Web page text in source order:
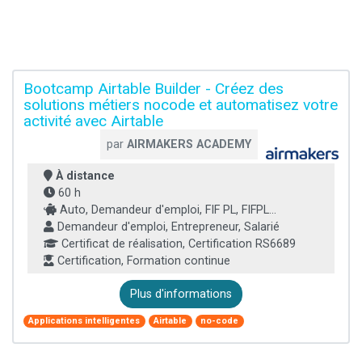
Bootcamp Airtable Builder - Créez des
solutions métiers nocode et automatisez votre
activité avec Airtable
par AIRMAKERS ACADEMY
À distance
60 h
Auto, Demandeur d'emploi, FIF PL, FIFPL...
Demandeur d'emploi, Entrepreneur, Salarié
Certificat de réalisation, Certification RS6689
Certification, Formation continue
Plus d'informations
Applications intelligentes Airtable no-code